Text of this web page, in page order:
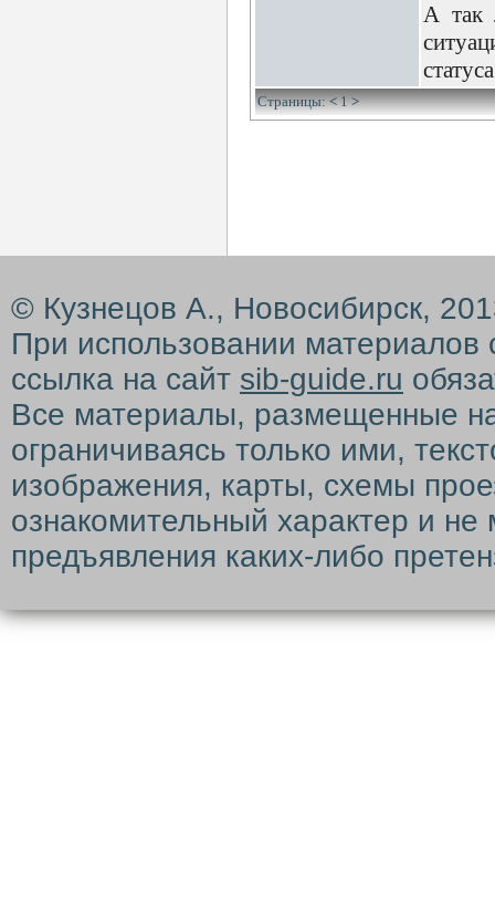
А так
Страницы:< 1 >
© Кузнецов А., Новосибирск,
При использовании материалов
ссылка на сайт sib-guide.ru
Все материалы, размещенные
ограничиваясь только ими,
изображения, карты, схемы
ознакомительный характер и
предъявления каких-либо